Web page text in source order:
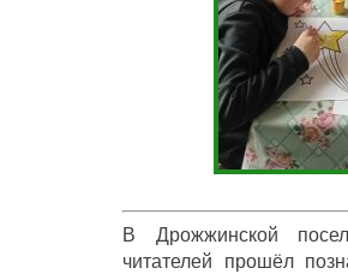
В Дрожжинской
читателей прошёл